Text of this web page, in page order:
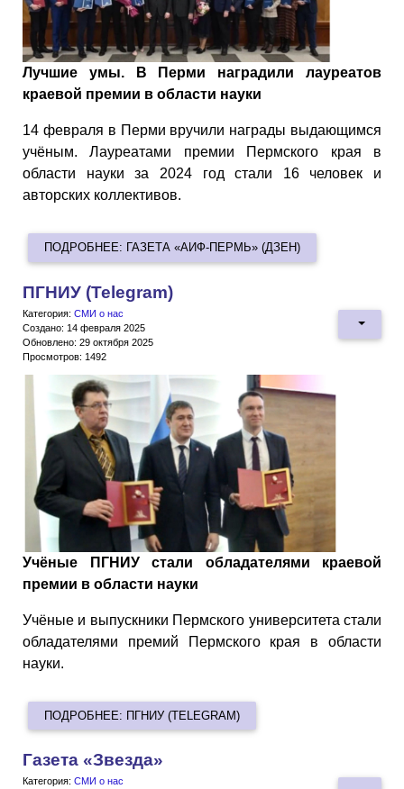
Лучшие умы. В Перми наградили лауреатов
краевой премии в области науки
14 февраля в Перми вручили награды выдающимся
учёным. Лауреатами премии Пермского края в
области науки за 2024 год стали 16 человек и
авторских коллективов.
ПОДРОБНЕЕ: ГАЗЕТА «АИФ-ПЕРМЬ» (ДЗЕН)
ПГНИУ (Telegram)
Категория: СМИ о нас
Создано: 14 февраля 2025
Обновлено: 29 октября 2025
Просмотров: 1492
Учёные ПГНИУ стали обладателями краевой
премии в области науки
Учёные и выпускники Пермского университета стали
обладателями премий Пермского края в области
науки.
ПОДРОБНЕЕ: ПГНИУ (TELEGRAM)
Газета «Звезда»
Категория: СМИ о нас